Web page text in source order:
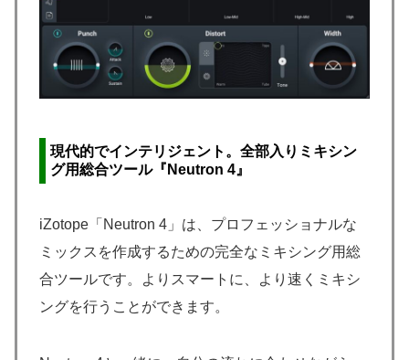
現代的でインテリジェント。全部入りミキシン
グ用総合ツール『Neutron 4』
iZotope「Neutron 4」は、プロフェッショナルな
ミックスを作成するための完全なミキシング用総
合ツールです。よりスマートに、より速くミキシ
ングを行うことができます。